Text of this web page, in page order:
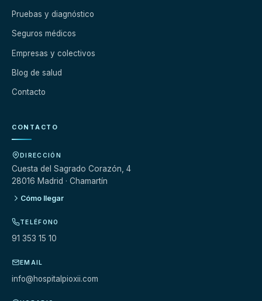
Pruebas y diagnóstico
Seguros médicos
Empresas y colectivos
Blog de salud
Contacto
CONTACTO
DIRECCIÓN
Cuesta del Sagrado Corazón, 4
28016 Madrid · Chamartín
Cómo llegar
TELÉFONO
91 353 15 10
EMAIL
info@hospitalpioxii.com